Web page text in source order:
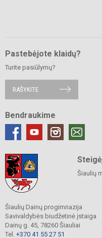
Pastebėjote klaidų?
Turite pasiūlymų?
RAŠYKITE
Bendraukime
Šiaulių
Šiaulių Dainų progimnazija
Savivaldybės biudžetinė įstaiga
Dainų g. 45, 78260 Šiauliai
Tel. +370 41 55 27 51